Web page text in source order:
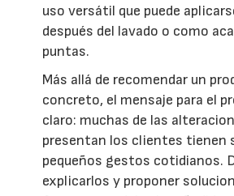
uso versátil que puede
después del lavado o como
puntas.
Más allá de recomendar un
concreto, el mensaje para el
claro: muchas de las
presentan los clientes tienen
pequeños gestos cotidianos.
explicarlos y proponer